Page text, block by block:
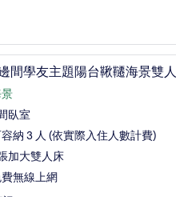
、Tempur-Pedic 床墊、免費迷你吧
206 邊間
間學友主題陽台鞦韆海景雙
臥室
納 3 人 (依實際入住人數計費)
加大雙人床
無線上網